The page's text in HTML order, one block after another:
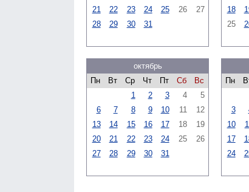
21
22 23 24 25 26
27
28
29 30 31
18
25
октябрь
Пн
Вт Ср Чт Пт Сб
Вс
1
2 3 4
5
6
7 8 9 10 11
12
13
14 15 16 17 18
19
20
21 22 23 24 25
26
27
28 29 30 31
Пн
3
10
17
24